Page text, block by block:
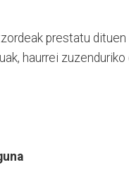
prestatu
haurrei zuzenduriko